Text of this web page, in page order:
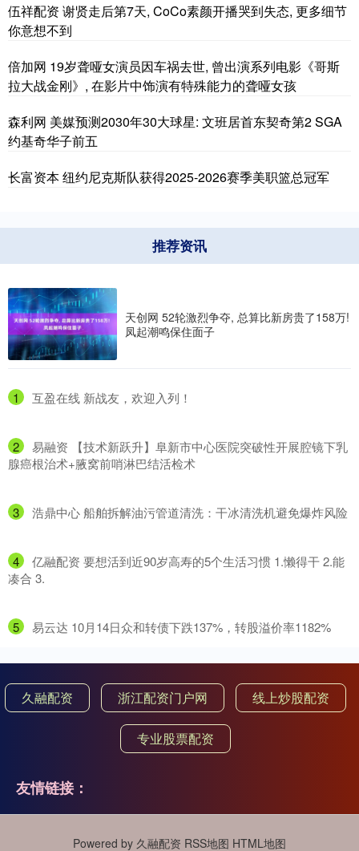
伍祥配资 谢贤走后第7天, CoCo素颜开播哭到失态, 更多细节
你意想不到
倍加网 19岁聋哑女演员因车祸去世, 曾出演系列电影《哥斯
拉大战金刚》, 在影片中饰演有特殊能力的聋哑女孩
森利网 美媒预测2030年30大球星: 文班居首东契奇第2 SGA
约基奇华子前五
长富资本 纽约尼克斯队获得2025-2026赛季美职篮总冠军
推荐资讯
天创网 52轮激烈争夺, 总算比新房贵了158万!
凤起潮鸣保住面子
1 ​互盈在线 新战友，欢迎入列！
2
​易融资 【技术新跃升】阜新市中心医院突破性开展腔镜下乳
腺癌根治术+腋窝前哨淋巴结活检术
3 ​浩鼎中心 船舶拆解油污管道清洗：干冰清洗机避免爆炸风险
4
​亿融配资 要想活到近90岁高寿的5个生活习惯 1.懒得干 ​2.能
凑合 ​3.
5 ​易云达 10月14日众和转债下跌137%，转股溢价率1182%
久融配资 浙江配资门户网 线上炒股配资
专业股票配资
友情链接：
Powered by 久融配资 RSS地图 HTML地图